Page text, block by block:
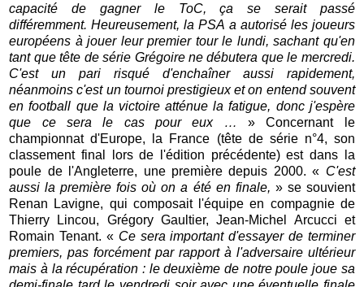
capacité de gagner le ToC, ça se serait passé
différemment. Heureusement, la PSA a autorisé les joueurs
européens à jouer leur premier tour le lundi, sachant qu'en
tant que tête de série Grégoire ne débutera que le mercredi.
C'est un pari risqué d'enchaîner aussi rapidement,
néanmoins c'est un tournoi prestigieux et on entend souvent
en football que la victoire atténue la fatigue, donc j'espère
que ce sera le cas pour eux …» Concernant le
championnat d'Europe, la France (tête de série n°4, son
classement final lors de l'édition précédente) est dans la
poule de l'Angleterre, une première depuis 2000. « C'est
aussi la première fois où on a été en finale, » se souvient
Renan Lavigne, qui composait l'équipe en compagnie de
Thierry Lincou, Grégory Gaultier, Jean-Michel Arcucci et
Romain Tenant. « Ce sera important d'essayer de terminer
premiers, pas forcément par rapport à l'adversaire ultérieur
mais à la récupération : le deuxième de notre poule joue sa